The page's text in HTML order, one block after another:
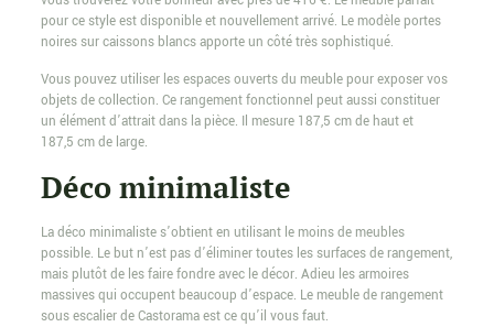
pour ce style est disponible et nouvellement arrivé. Le modèle portes
noires sur caissons blancs apporte un côté très sophistiqué.
Vous pouvez utiliser les espaces ouverts du meuble pour exposer vos
objets de collection. Ce rangement fonctionnel peut aussi constituer
un élément d’attrait dans la pièce. Il mesure 187,5 cm de haut et
187,5 cm de large.
Déco minimaliste
La déco minimaliste s’obtient en utilisant le moins de meubles
possible. Le but n’est pas d’éliminer toutes les surfaces de rangement,
mais plutôt de les faire fondre avec le décor. Adieu les armoires
massives qui occupent beaucoup d’espace. Le meuble de rangement
sous escalier de Castorama est ce qu’il vous faut.